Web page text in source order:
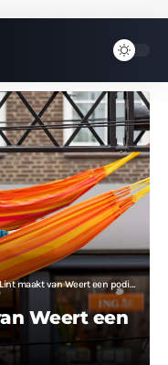
van Weert een podium voor iedereen
Weert een